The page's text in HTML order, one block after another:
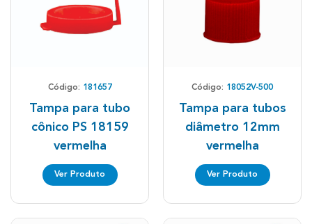
Código: 181657
Tampa para tubo
cônico PS 18159
vermelha
Ver Produto
Código: 18052V-500
Tampa para tubos
diâmetro 12mm
vermelha
Ver Produto